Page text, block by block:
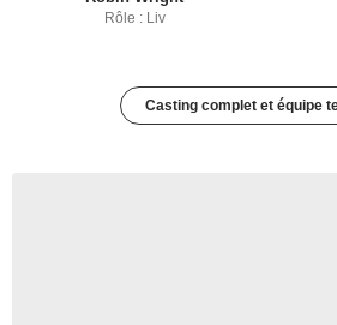
Rôle : Liv
Casting complet et équipe